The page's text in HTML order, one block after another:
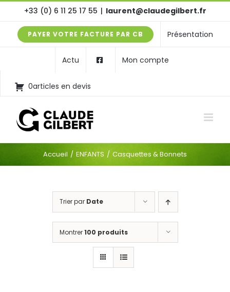
contenu
+33 (0) 6 11 25 17 55 | laurent@claudegilbert.fr
PAYER VOTRE FACTURE PAR CB Présentation
Actu
0articles en devis
Mon compte
Accueil ENFANTS Casquettes & Bonnets
Trier par Date
Montrer100 produits